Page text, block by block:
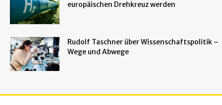
europäischen Drehkreuz werden
Rudolf Taschner über Wissenschaftspolitik –
Wege und Abwege